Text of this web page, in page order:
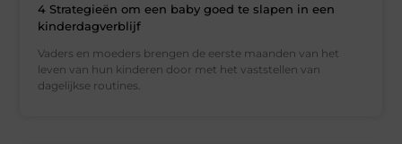
4 Strategieën om een baby goed te slapen in een
kinderdagverblijf
Vaders en moeders brengen de eerste maanden van het
leven van hun kinderen door met het vaststellen van
dagelijkse routines.